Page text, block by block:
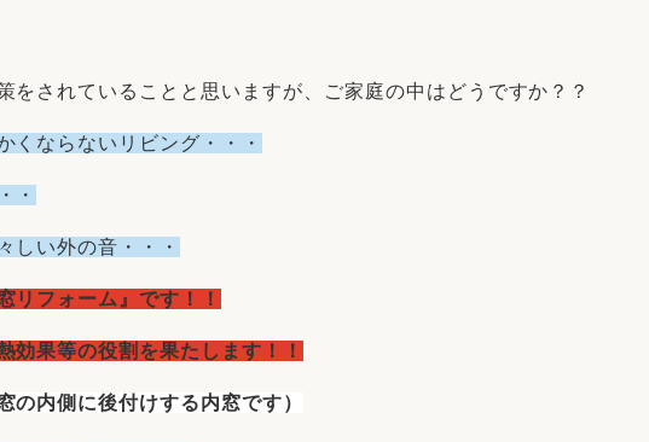
フォームをワン
をされていることと思いますが、ご家庭の中はどうですか？？
くならないリビング・・・
・
しい外の音・・・
リフォーム』です！！
効果等の役割を果たします！！
の内側に後付けする内窓です）